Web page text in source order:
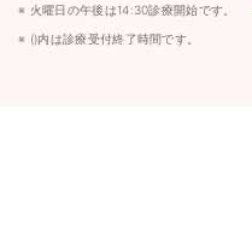
※ 火曜日の午後は14:30診療開始です。
※ ()内は診療受付終了時間です。